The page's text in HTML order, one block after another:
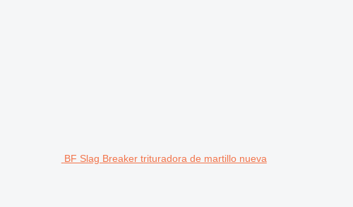
BF Slag Breaker trituradora de martillo nueva